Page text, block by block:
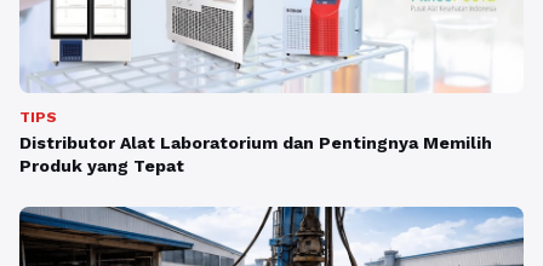
TIPS
Distributor Alat Laboratorium dan Pentingnya Memilih
Produk yang Tepat